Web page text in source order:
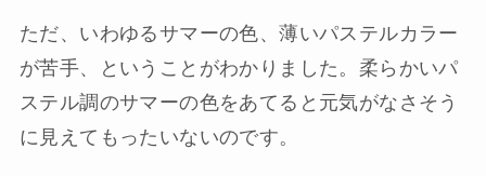
ただ、いわゆるサマーの色、薄いパステルカラー
が苦手、ということがわかりました。柔らかいパ
ステル調のサマーの色をあてると元気がなさそう
に見えてもったいないのです。